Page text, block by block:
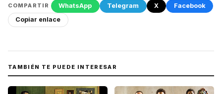
COMPARTIR WhatsApp Telegram X
Facebook
Copiar enlace
TAMBIÉN TE PUEDE INTERESAR